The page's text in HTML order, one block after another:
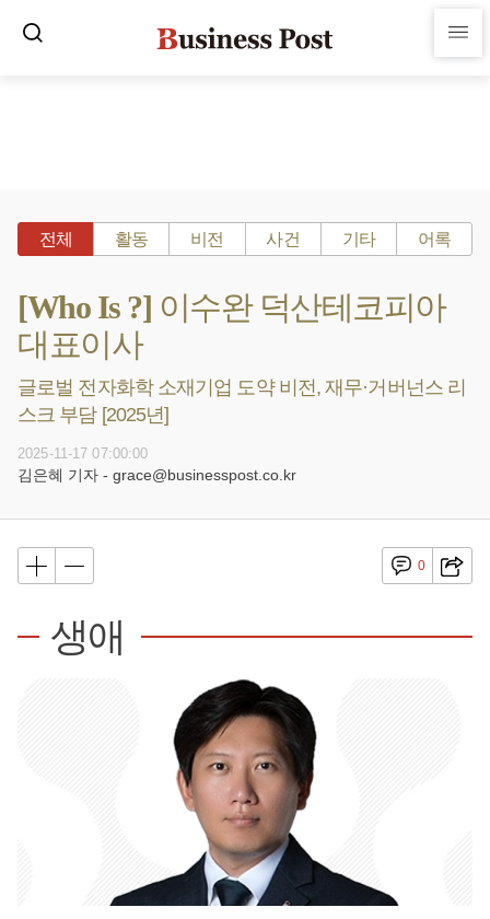
전체 활동 비전 사건 기타 어록
[Who Is ?] 이수완 덕산테코피아
대표이사
글로벌 전자화학 소재기업 도약 비전, 재무·거버넌스 리
스크 부담 [2025년]
2025-11-17 07:00:00
김은혜 기자 - grace@businesspost.co.kr
0
생애